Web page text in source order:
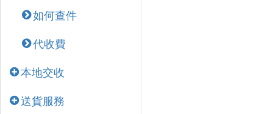
如何查件
代收費
本地交收
送貨服務